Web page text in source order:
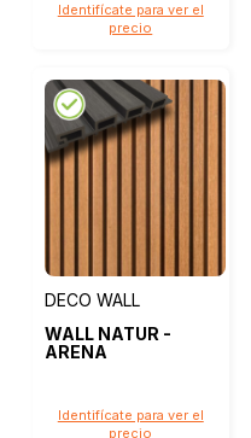
Identifícate para ver el
precio
DECO WALL
WALL NATUR -
ARENA
Identifícate para ver el
precio